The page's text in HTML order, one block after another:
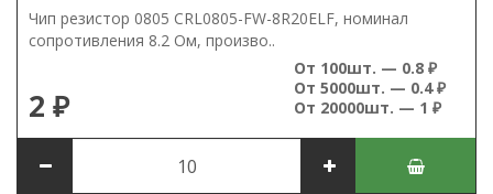
Чип резистор 0805 CRL0805-FW-8R20ELF, номинал
сопротивления 8.2 Ом, произво..
2 ₽
От 100шт. — 0.8 ₽
От 5000шт. — 0.4 ₽
От 20000шт. — 1 ₽